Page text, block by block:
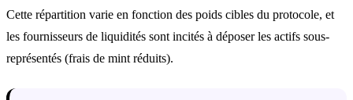
Cette répartition varie en fonction des poids cibles du protocole, et
les fournisseurs de liquidités sont incités à déposer les actifs sous-
représentés (frais de mint réduits).